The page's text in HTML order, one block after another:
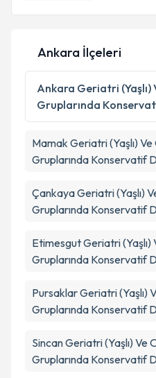
Kişisel verilerimin
Metni'ni okudum ve
kapsamda
Takvim
Ankara İlçeleri
Ankara Geriatri (Yaşlı)
Gruplarında
Mamak Geriatri (Yaşlı)
Gruplarında Konservatif
ÇankayaGeriatri (Yaşlı)
Gruplarında Konservatif
EtimesgutGeriatri
Gruplarında Konservatif
PursaklarGeriatri (Yaşlı)
Gruplarında Konservatif
SincanGeriatri (Yaşlı) Ve
Gruplarında Konservatif